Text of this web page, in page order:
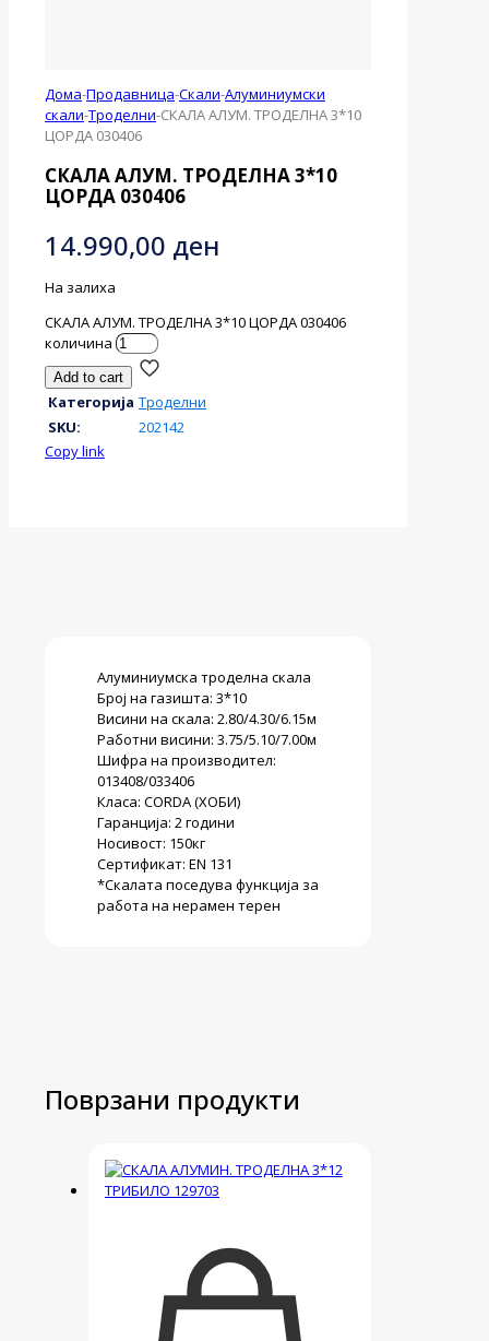
Дома-Продавница-Скали-Алуминиумски
скали-Троделни-СКАЛА АЛУМ. ТРОДЕЛНА 3*10
ЦОРДА 030406
СКАЛА АЛУМ. ТРОДЕЛНА 3*10
ЦОРДА 030406
14.990,00 ден
На залиха
СКАЛА АЛУМ. ТРОДЕЛНА 3*10 ЦОРДА 030406
количина
Add to cart
Категорија Троделни
SKU:
202142
Copy link
Алуминиумска троделна скала
Број на газишта: 3*10
Висини на скала: 2.80/4.30/6.15м
Работни висини: 3.75/5.10/7.00м
Шифра на производител:
013408/033406
Класа: CORDA (ХОБИ)
Гаранција: 2 години
Носивост: 150кг
Сертификат: EN 131
*Скалата поседува функција за
работа на нерамен терен
Поврзани продукти